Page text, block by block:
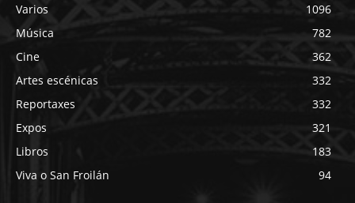
Varios
1096
Música
782
Cine
362
Artes escénicas
332
Reportaxes
332
Expos
321
Libros
183
Viva o San Froilán
94